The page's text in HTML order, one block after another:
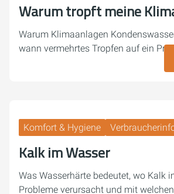
Warum tropft meine
Warum Klimaanlagen
wann vermehrtes Tropfen auf ein
Komfort & Hygiene
Kalk im Wasser
Was Wasserhärte bedeutet, wo Kalk
Probleme verursacht und mit